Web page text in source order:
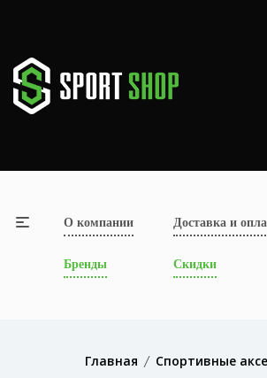
О компании Доставка и
Бренды Скидки
Главная Спортивные